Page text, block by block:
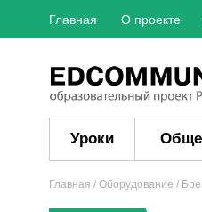
Главная О проекте
Уроки
Главная / Оборудование /